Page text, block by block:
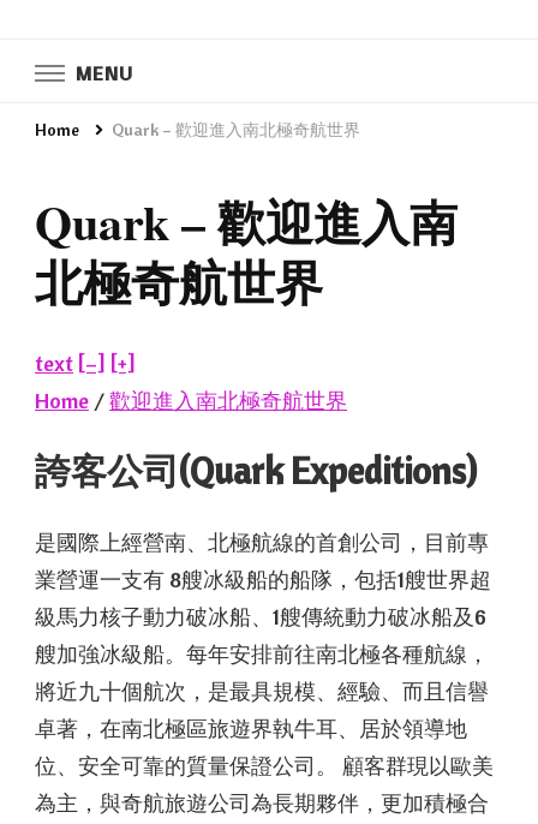
MENU
Home Quark – 歡迎進入南北極奇航世界
Quark – 歡迎進入南
北極奇航世界
text [–] [+]
Home /歡迎進入南北極奇航世界
誇客公司(Quark Expeditions)
是國際上經營南、北極航線的首創公司，目前專
業營運一支有 8艘冰級船的船隊，包括1艘世界超
級馬力核子動力破冰船、1艘傳統動力破冰船及6
艘加強冰級船。每年安排前往南北極各種航線，
將近九十個航次，是最具規模、經驗、而且信譽
卓著，在南北極區旅遊界執牛耳、居於領導地
位、安全可靠的質量保證公司。 顧客群現以歐美
為主，與奇航旅遊公司為長期夥伴，更加積極合